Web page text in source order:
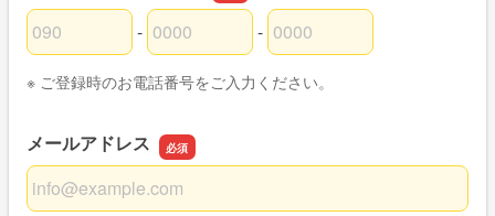
ご連絡先（電話番号）の市外局番
-
ご連絡先（電話番号）の市内局番
-
ご連絡先（電話番号）の加入者番号
※ ご登録時のお電話番号をご入力ください。
メールアドレス
メールアドレス